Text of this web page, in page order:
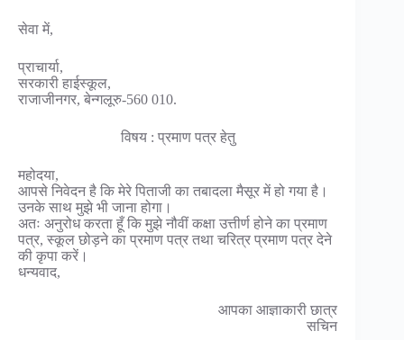
सेवा में,
प्राचार्या,
सरकारी हाईस्कूल,
राजाजीनगर, बेन्गलूरु-560 010.
विषय : प्रमाण पत्र हेतु
महोदया,
आपसे निवेदन है कि मेरे पिताजी का तबादला मैसूर में हो गया है।
उनके साथ मुझे भी जाना होगा।
अतः अनुरोध करता हूँ कि मुझे नौवीं कक्षा उत्तीर्ण होने का प्रमाण
पत्र, स्कूल छोड़ने का प्रमाण पत्र तथा चरित्र प्रमाण पत्र देने
की कृपा करें।
धन्यवाद,
आपका आज्ञाकारी छात्र
सचिन